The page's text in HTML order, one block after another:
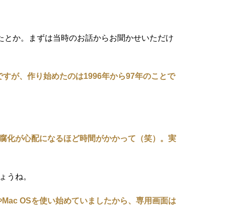
か。まずは当時のお話からお聞かせいただけ
が、作り始めたのは1996年から97年のことで
化が心配になるほど時間がかかって（笑）。実
うね。
OSを使い始めていましたから、専用画面は